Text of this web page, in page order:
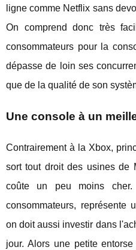
ligne comme Netflix sans
On comprend donc très
consommateurs pour la
dépasse de loin ses
que de la qualité de son
Une console à un
Contrairement à la Xbox,
sort tout droit des usines de
coûte un peu moins
consommateurs, représente
on doit aussi investir dans
jour. Alors une petite